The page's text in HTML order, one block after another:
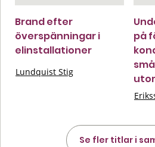
Brand efter
överspänningar i
elinstallationer
Lundquist Stig
på
Se fler titlar i